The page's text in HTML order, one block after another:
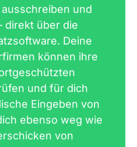
und
direkt über die
Deine
können ihre
und für dich
Eingeben von
ebenso weg wie
von